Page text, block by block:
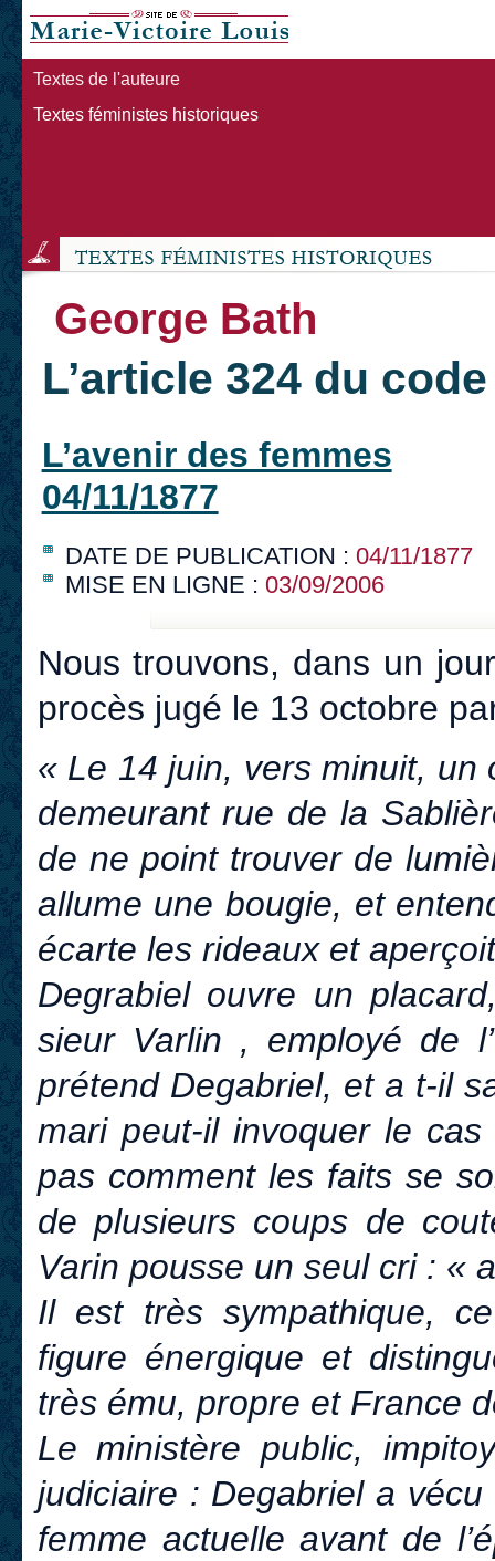
Textes de l'auteure
Textes féministes historiques
George Bath
L’article 324 du
L’avenir des femmes
04/11/1877
DATE DE PUBLICATION : 04/11/1877
MISE EN LIGNE : 03/09/2006
Nous trouvons, dans un
procès jugé le 13 octobre
« Le 14 juin, vers minuit, un
demeurant rue de la
de ne point trouver de
allume une bougie, et
écarte les rideaux et
Degrabiel ouvre un
sieur Varlin , employé de
prétend Degabriel, et a t-il
mari peut-il invoquer le
pas comment les faits se
de plusieurs coups de
Varin pousse un seul cri : «
Il est très sympathique,
figure énergique et
très ému, propre et France
Le ministère public,
judiciaire : Degabriel a
femme actuelle avant de